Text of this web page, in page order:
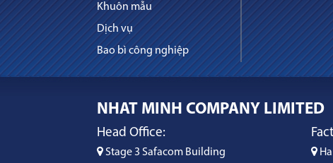
Khuôn mẫu
Dịch vụ
Bao bì công nghiệp
NHAT MINH COMPANY LIMITED
Head Office:
Stage 3 Safacom Building Ha